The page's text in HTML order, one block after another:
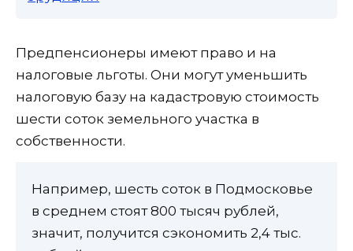
Предпенсионеры имеют право и на
налоговые льготы. Они могут уменьшить
налоговую базу на кадастровую стоимость
шести соток земельного участка в
собственности.
Например, шесть соток в Подмосковье
в среднем стоят 800 тысяч рублей,
значит, получится сэкономить 2,4 тыс.